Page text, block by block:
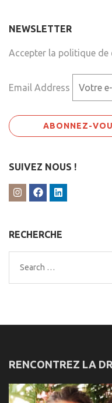
NEWSLETTER
Accepter la politique
Email Address
SUIVEZ NOUS !
RECHERCHE
Search
for:
RENCONTREZ LA